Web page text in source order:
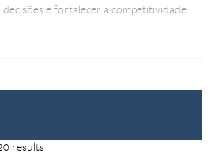
e fortalecer a competitividade
results